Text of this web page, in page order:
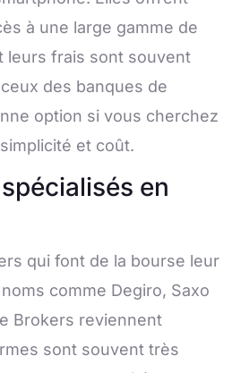
à une large gamme de
leurs frais sont souvent
des banques de
option si vous cherchez
et coût.
en
qui font de la bourse leur
comme Degiro, Saxo
Brokers reviennent
sont souvent très